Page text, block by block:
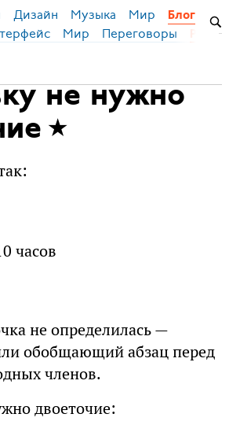
Дизайн Музыка Мир
Блог
Мир Переговоры
не нужно
часов
не определилась —
обобщающий абзац перед
членов.
двоеточие: